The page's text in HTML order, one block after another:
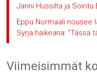
Janni Hussilta ja Sointu
Eppu Normaali nousee
Syrjä haikeana: ”Tässä
Viimeisimmät